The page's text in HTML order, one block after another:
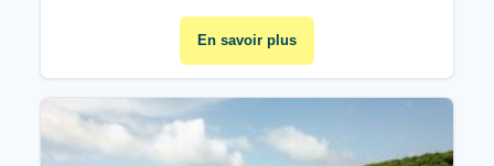
En savoir plus